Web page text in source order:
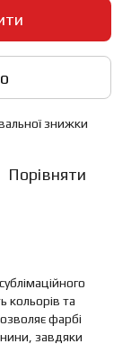
знижки
Порівняти
кольорів та
фарбі
завдяки